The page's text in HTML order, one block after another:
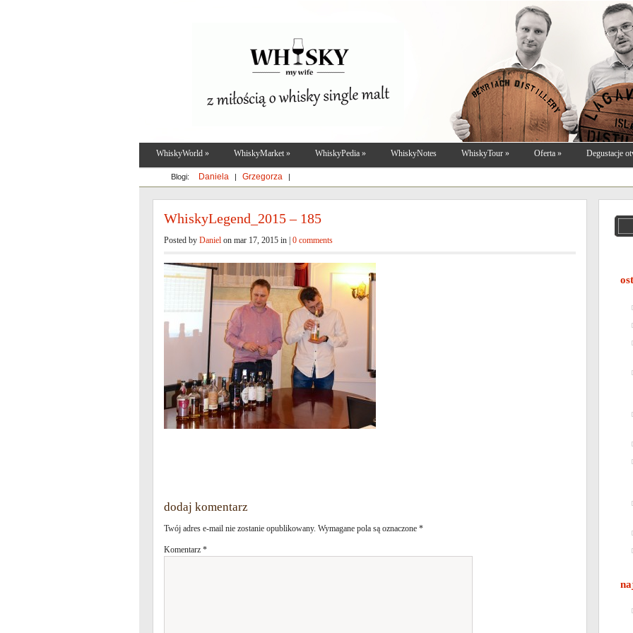
Blogi: Daniela | Grzegorza |
WhiskyWorld » WhiskyMarket » WhiskyPedia » WhiskyNotes WhiskyTour » Oferta » Degustacje
WhiskyLegend_2015 – 185
Posted by Daniel on mar 17, 2015 in | 0 comments
dodaj komentarz
Twój adres e-mail nie zostanie opublikowany. Wymagane pola są oznaczone *
Komentarz *